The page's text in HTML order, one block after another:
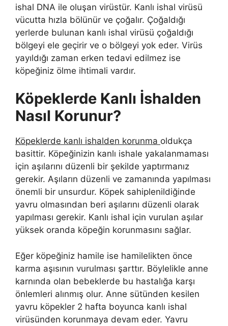
ishal DNA ile oluşan virüstür. Kanlı ishal virüsü
vücutta hızla bölünür ve çoğalır. Çoğaldığı
yerlerde bulunan kanlı ishal virüsü çoğaldığı
bölgeyi ele geçirir ve o bölgeyi yok eder. Virüs
yayıldığı zaman erken tedavi edilmez ise
köpeğiniz ölme ihtimali vardır.
Köpeklerde Kanlı İshalden
Nasıl Korunur?
Köpeklerde kanlı ishalden korunma oldukça
basittir. Köpeğinizin kanlı ishale yakalanmaması
için aşılarını düzenli bir şekilde yaptırmanız
gerekir. Aşıların düzenli ve zamanında yapılması
önemli bir unsurdur. Köpek sahiplenildiğinde
yavru olmasından beri aşılarını düzenli olarak
yapılması gerekir. Kanlı ishal için vurulan aşılar
yüksek oranda köpeğin korunmasını sağlar.
Eğer köpeğiniz hamile ise hamilelikten önce
karma aşısının vurulması şarttır. Böylelikle anne
karnında olan bebeklerde bu hastalığa karşı
önlemleri alınmış olur. Anne sütünden kesilen
yavru köpekler 2 hafta boyunca kanlı ishal
virüsünden korunmaya devam eder. Yavru